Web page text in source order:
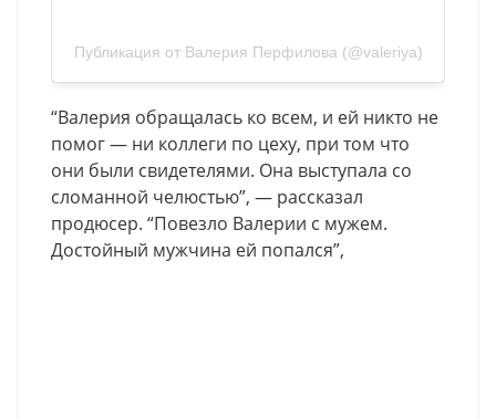
Публикация от Валерия Перфилова (@valeriya)
“Валерия обращалась ко всем, и ей никто не
помог — ни коллеги по цеху, при том что
они были свидетелями. Она выступала со
сломанной челюстью”, — рассказал
продюсер. “Повезло Валерии с мужем.
Достойный мужчина ей попался”,